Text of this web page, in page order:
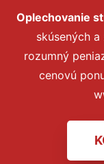
Oplechovanie
skúsených
rozumný
cenovú